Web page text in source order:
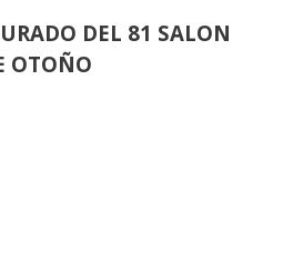
DEL 81 SALON
OTOÑO